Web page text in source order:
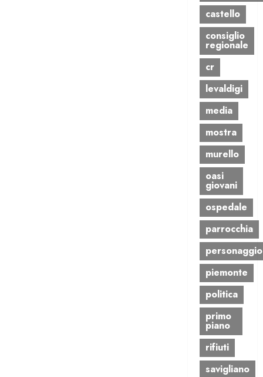
castello
consiglio
regionale
cr
levaldigi
media
mostra
murello
oasi
giovani
ospedale
parrocchia
personaggio
piemonte
politica
primo
piano
rifiuti
savigliano